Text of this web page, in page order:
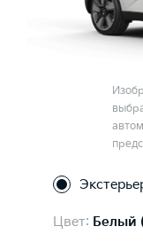
Цвет: Белый